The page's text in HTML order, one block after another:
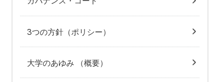
3つの方針（ポリシー）
大学のあゆみ （概要）